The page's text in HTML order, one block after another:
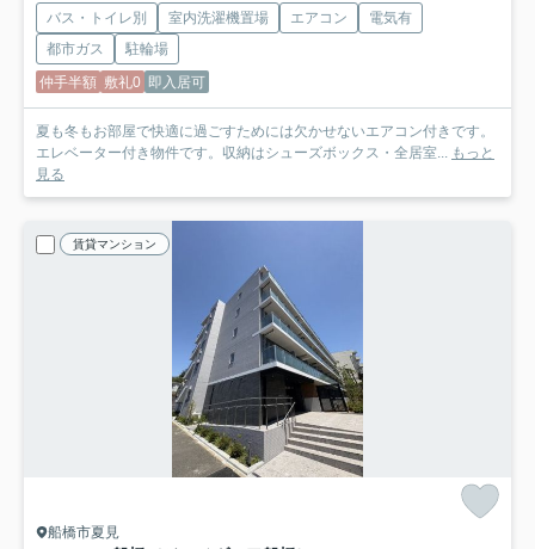
バス・トイレ別 室内洗濯機置場 エアコン
電気有
都市ガス
駐輪場
仲手半額 敷礼0 即入居可
夏も冬もお部屋で快適に過ごすためには欠かせないエアコン付きです。
エレベーター付き物件です。収納はシューズボックス・全居室... もっと
見る
賃貸マンション
船橋市夏見